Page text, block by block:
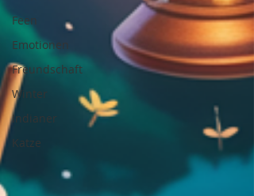
Feen
Emotionen
Freundschaft
Winter
Indianer
Katze